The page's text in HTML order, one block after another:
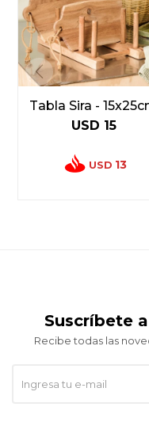
Tabla Sira -
USD 15
USD 13
Suscríbete
Recibe todas las